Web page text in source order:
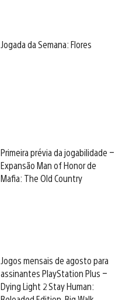
Jogada da Semana: Flores
Primeira prévia da jogabilidade –
Expansão Man of Honor de
Mafia: The Old Country
Jogos mensais de agosto para
assinantes PlayStation Plus –
Dying Light 2 Stay Human: